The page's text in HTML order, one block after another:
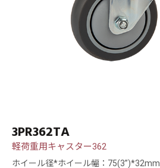
3PR362TA
軽荷重用キャスター362
ホイール径*ホイール幅：75(3”)*32mm